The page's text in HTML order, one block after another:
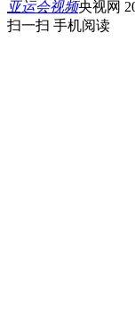
亚运会视频央视网
扫一扫 手机阅读